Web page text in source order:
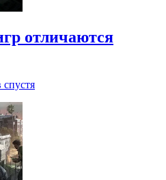
отличаются
спустя